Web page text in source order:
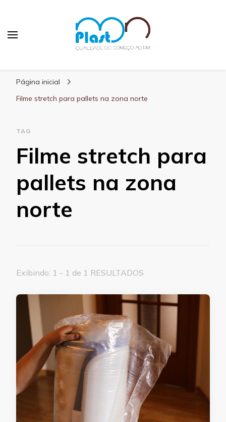
Página inicial
Filme stretch para pallets na zona norte
TAG
Filme stretch para
pallets na zona
norte
Exibindo: 1 - 1 de 1 RESULTADOS